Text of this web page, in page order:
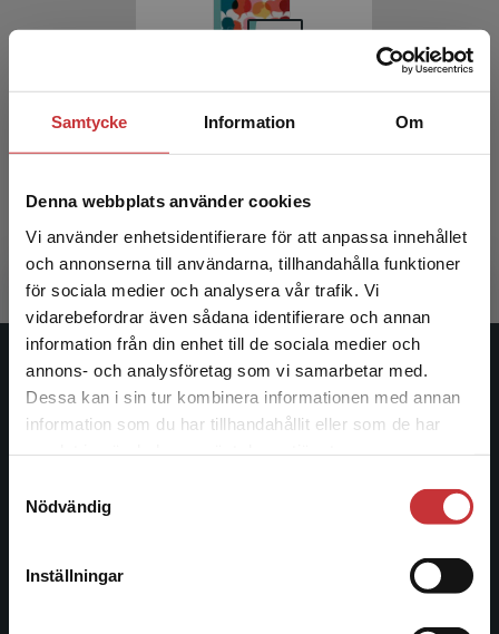
Samtycke Information Om
Denna webbplats använder cookies
Vi använder enhetsidentifierare för att anpassa innehållet
och annonserna till användarna, tillhandahålla funktioner
för sociala medier och analysera vår trafik. Vi
vidarebefordrar även sådana identifierare och annan
information från din enhet till de sociala medier och
annons- och analysföretag som vi samarbetar med.
Dessa kan i sin tur kombinera informationen med annan
information som du har tillhandahållit eller som de har
Nödvändig
Inställningar
Begränsad fraktregion
Det verkar som att du besöker
studentlitteratur.se via en enhet utanför Sverige.
Vi erbjuder inte leveranser utanför Sverige. För
att kunna slutföra ett köp måste
Grundbok i logopedi
Exkl. moms: 726 kr
Studentlitteratur
Studentlitteratur grundades 1963 och är idag Sveriges
ledande utbildningsförlag. Med läromedel, kurslitteratur,
informationstjänster i utbudet, finns Studentlitteratur med